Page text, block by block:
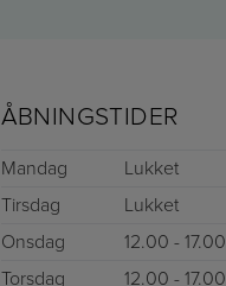
ÅBNINGSTIDER
Mandag
Lukket
Tirsdag
Lukket
Onsdag
12.00 - 17.00
Torsdag
12.00 - 17.00